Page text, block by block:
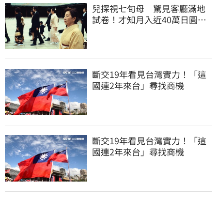
兒探視七旬母 驚見客廳滿地
試卷！才知月入近40萬日圓
斷交19年看見台灣實力！「這
國連2年來台」尋找商機
斷交19年看見台灣實力！「這
國連2年來台」尋找商機